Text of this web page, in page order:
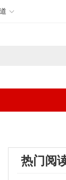
热门阅